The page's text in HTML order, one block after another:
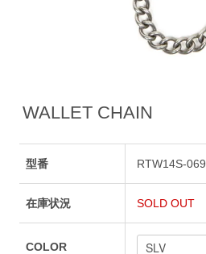
WALLET CHAIN
型番 RTW14S-069
在庫状況 SOLD OUT
COLOR